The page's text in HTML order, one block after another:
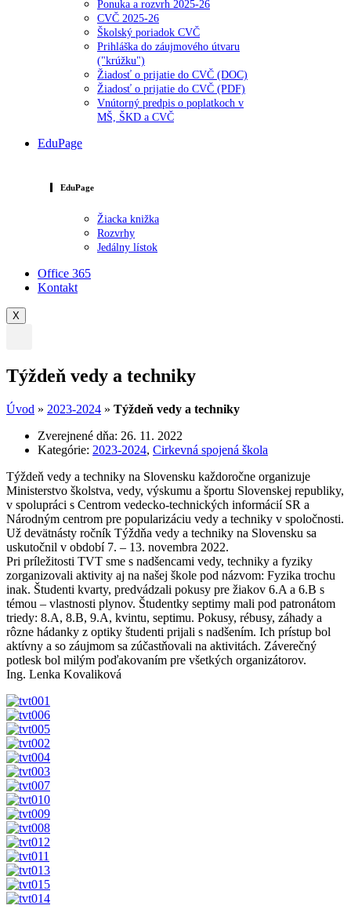
Ponuka a rozvrh 2025-26
CVČ 2025-26
Školský poriadok CVČ
Prihláška do záujmového útvaru
("krúžku")
Žiadosť o prijatie do CVČ (DOC)
Žiadosť o prijatie do CVČ (PDF)
Vnútorný predpis o poplatkoch v
MŠ, ŠKD a CVČ
EduPage
EduPage
Žiacka knižka
Rozvrhy
Jedálny lístok
Office 365
Kontakt
X
Týždeň vedy a techniky
Úvod » 2023-2024 » Týždeň vedy a techniky
Zverejnené dňa: 26. 11. 2022
Kategórie: 2023-2024, Cirkevná spojená škola
Týždeň vedy a techniky na Slovensku každoročne organizuje
Ministerstvo školstva, vedy, výskumu a športu Slovenskej republiky,
v spolupráci s Centrom vedecko-technických informácií SR a
Národným centrom pre popularizáciu vedy a techniky v spoločnosti.
Už devätnásty ročník Týždňa vedy a techniky na Slovensku sa
uskutočnil v období 7. – 13. novembra 2022.
Pri príležitosti TVT sme s nadšencami vedy, techniky a fyziky
zorganizovali aktivity aj na našej škole pod názvom: Fyzika trochu
inak. Študenti kvarty, predvádzali pokusy pre žiakov 6.A a 6.B s
témou – vlastnosti plynov. Študentky septimy mali pod patronátom
triedy: 8.A, 8.B, 9.A, kvintu, septimu. Pokusy, rébusy, záhady a
rôzne hádanky z optiky študenti prijali s nadšením. Ich prístup bol
aktívny a so záujmom sa zúčastňovali na aktivitách. Záverečný
potlesk bol milým poďakovaním pre všetkých organizátorov.
Ing. Lenka Kovaliková